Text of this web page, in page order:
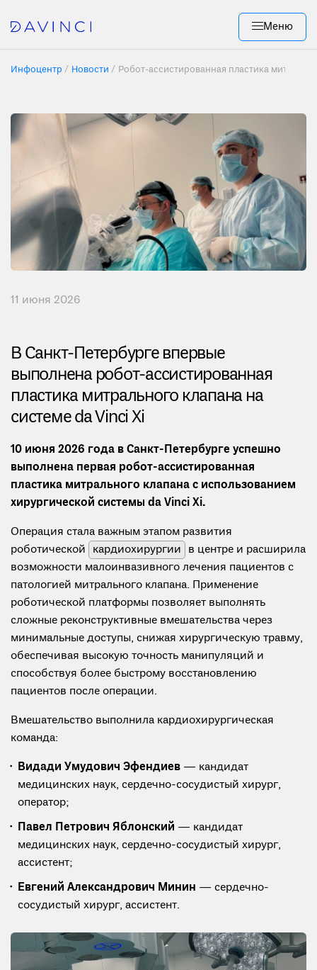
Меню
Инфоцентр Новости Робот-ассистированная пластика
11 июня 2026
В Санкт-Петербурге впервые
выполнена робот-ассистированная
пластика митрального клапана на
системе da Vinci Xi
10 июня 2026 года в Санкт-Петербурге успешно
выполнена первая робот-ассистированная
пластика митрального клапана с использованием
хирургической системы da Vinci Xi.
Операция стала важным этапом развития
роботической кардиохирургии в центре и расширила
возможности малоинвазивного лечения пациентов с
патологией митрального клапана. Применение
роботической платформы позволяет выполнять
сложные реконструктивные вмешательства через
минимальные доступы, снижая хирургическую травму,
обеспечивая высокую точность манипуляций и
способствуя более быстрому восстановлению
пациентов после операции.
Вмешательство выполнила кардиохирургическая
команда:
Видади Умудович Эфендиев — кандидат
медицинских наук, сердечно-сосудистый хирург,
оператор;
Павел Петрович Яблонский — кандидат
медицинских наук, сердечно-сосудистый хирург,
ассистент;
Евгений Александрович Минин — сердечно-
сосудистый хирург, ассистент.